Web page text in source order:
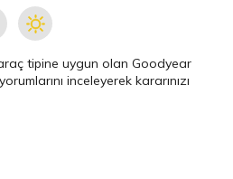
tipine uygun olanGoodyear
inceleyerek kararınızı